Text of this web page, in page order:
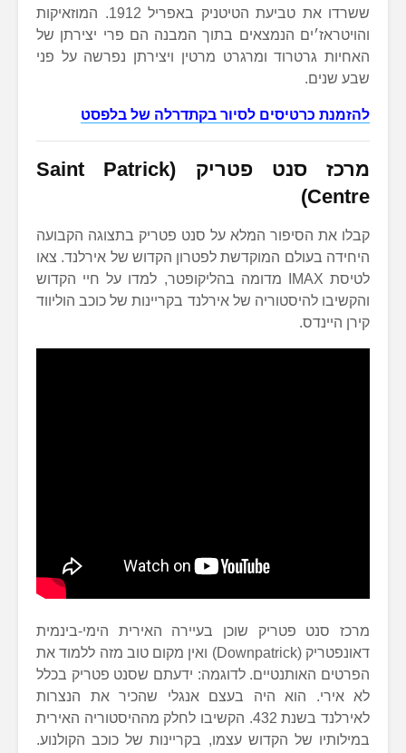
ששרדו את טביעת הטיטניק באפריל 1912. המוזאיקות
והויטראז׳ים הנמצאים בתוך המבנה הם פרי יצירתן של
האחיות גרטרוד ומרגרט מרטין ויצירתן נפרשה על פני
שבע שנים.
להזמנת כרטיסים לסיור בקתדרלה של בלפסט
מרכז סנט פטריק (Saint Patrick
Centre)
קבלו את הסיפור המלא על סנט פטריק בתצוגה הקבועה
היחידה בעולם המוקדשת לפטרון הקדוש של אירלנד. צאו
לטיסת IMAX מדומה בהליקופטר, למדו על חיי הקדוש
והקשיבו להיסטוריה של אירלנד בקריינות של כוכב הוליווד
קירן היינדס.
מרכז סנט פטריק שוכן בעיירה האירית הימי-בינמית
דאונפטריק (Downpatrick) ואין מקום טוב מזה ללמוד את
הפרטים האותנטיים. לדוגמה: ידעתם שסנט פטריק בכלל
לא אירי. הוא היה בעצם אנגלי שהכיר את הנצרות
לאירלנד בשנת 432. הקשיבו לחלק מההיסטוריה האירית
במילותיו של הקדוש עצמו, בקריינות של כוכב הקולנוע.